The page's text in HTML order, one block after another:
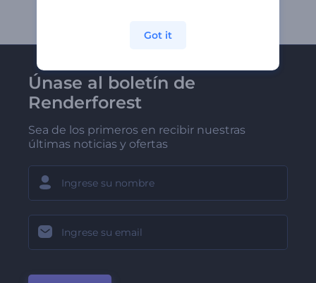
Únase al boletín de
Renderforest
Sea de los primeros en recibir nuestras
últimas noticias y ofertas
Got it